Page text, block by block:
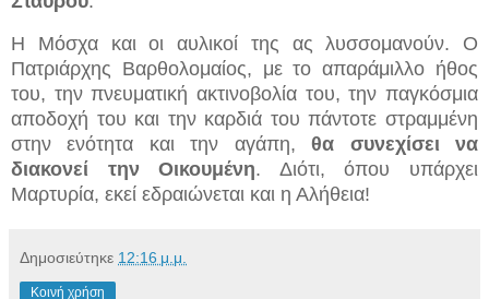
Η Μόσχα και οι αυλικοί της ας λυσσομανούν. Ο
Πατριάρχης Βαρθολομαίος, με το απαράμιλλο ήθος
του, την πνευματική ακτινοβολία του, την παγκόσμια
αποδοχή του και την καρδιά του πάντοτε στραμμένη
στην ενότητα και την αγάπη,θα συνεχίσει να
διακονεί
την Οικουμένη. Διότι, όπου υπάρχει
Μαρτυρία, εκεί εδραιώνεται και η Αλήθεια!
Δημοσιεύτηκε 12:16 μ.μ.
Κοινή χρήση